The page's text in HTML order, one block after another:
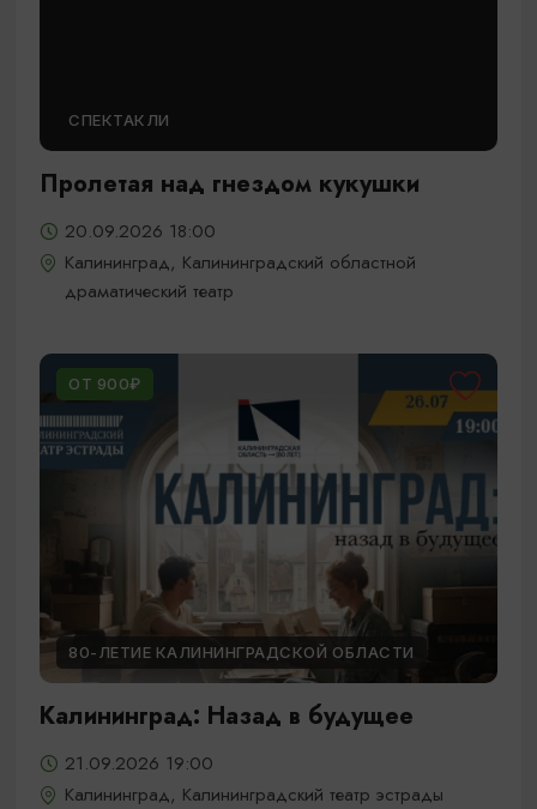
СПЕКТАКЛИ
Пролетая над гнездом кукушки
20.09.2026 18:00
Калининград, Калининградский областной
драматический театр
ОТ 900₽
80-ЛЕТИЕ КАЛИНИНГРАДСКОЙ ОБЛАСТИ
Калининград: Назад в будущее
21.09.2026 19:00
Калининград, Калининградский театр эстрады